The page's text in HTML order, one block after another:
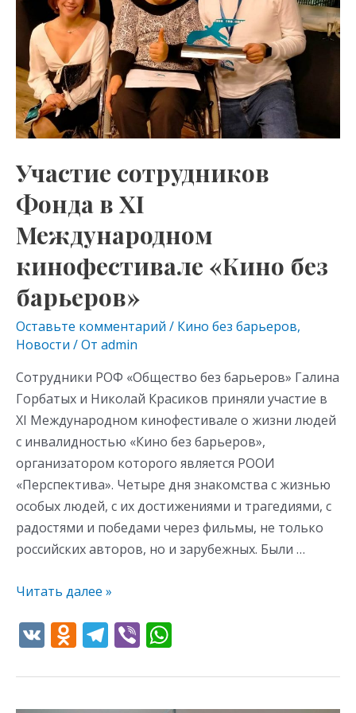
Участие сотрудников
Фонда в ХI
Международном
кинофестивале «Кино без
барьеров»
Оставьте комментарий / Кино без барьеров,
Новости / От admin
Сотрудники РОФ «Общество без барьеров» Галина
Горбатых и Николай Красиков приняли участие в
ХI Международном кинофестивале о жизни людей
с инвалидностью «Кино без барьеров»,
организатором которого является РООИ
«Перспектива». Четыре дня знакомства с жизнью
особых людей, с их достижениями и трагедиями, с
радостями и победами через фильмы, не только
российских авторов, но и зарубежных. Были …
Международном
кинофестивале
«Кино
без
барьеров»
Читать далее »
V O
n
T
e
Vi
er at